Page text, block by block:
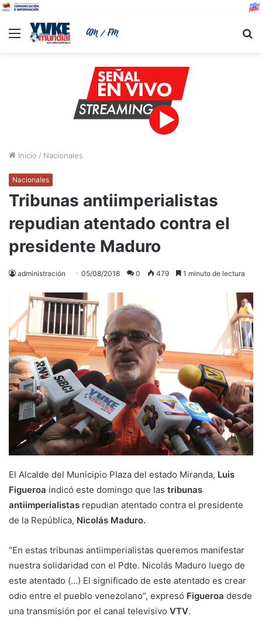
Menu
Inicio / Nacionales
Nacionales
Tribunas antiimperialistas
repudian atentado contra el
presidente Maduro
administración 05/08/2018 0 479 1 minuto de lectura
El Alcalde del Municipio Plaza del estado Miranda, Luis
Figueroa indicó este domingo que las tribunas
antiimperialistas repudian atentado contra el presidente
de la República, Nicolás Maduro.
“En estas tribunas antiimperialistas queremos manifestar
nuestra solidaridad con el Pdte. Nicolás Maduro luego de
este atentado (…) El significado de este atentado es crear
odio entre el pueblo venezolano”, expresó Figueroa desde
una transmisión por el canal televisivo VTV.